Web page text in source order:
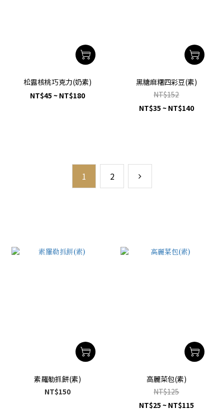
松露核桃巧克力(奶素)
NT$45 ~ NT$180
黑糖麻糬四彩豆(素)
NT$152
NT$35 ~ NT$140
1 2
素羅勒抓餅(素)
NT$150
高麗菜包(素)
NT$125
NT$25 ~ NT$115